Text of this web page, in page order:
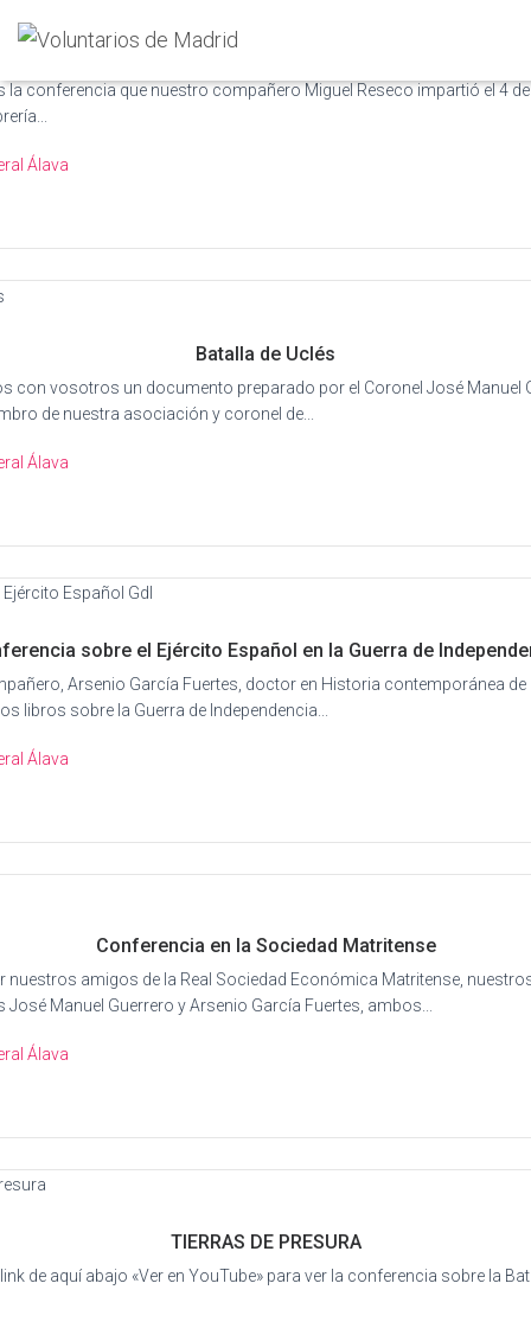
la conferencia que nuestro compañero Miguel Reseco impartió el 4
Álava
Batalla de Uclés
con vosotros un documento preparado por el Coronel José Manuel
de nuestra asociación y coronel de...
Álava
sobre el Ejército Español en la Guerra de
Arsenio García Fuertes, doctor en Historia contemporánea de
libros sobre la Guerra de Independencia...
Álava
Conferencia en la Sociedad Matritense
nuestros amigos de la Real Sociedad Económica Matritense,
Manuel Guerrero y Arsenio García Fuertes, ambos...
Álava
TIERRAS DE PRESURA
de aquí abajo «Ver en YouTube» para ver la conferencia sobre la